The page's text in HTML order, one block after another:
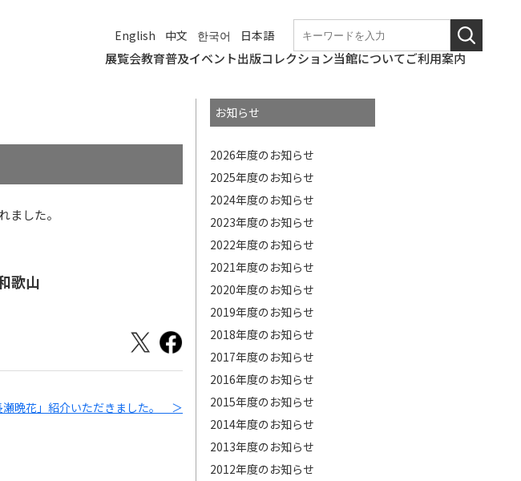
English 中文 한국어 日本語
展覧会教育普及
教育研究会
講演会等
イベント出版
館
ニュース
コレクション当館について
細
館の
ご利用案内
ました。
歌山
瀬晩花」紹介いただきました。 ＞
お知らせ
2026年度のお知らせ
2025年度のお知らせ
2024年度のお知らせ
2023年度のお知らせ
2022年度のお知らせ
2021年度のお知らせ
2020年度のお知らせ
2019年度のお知らせ
2018年度のお知らせ
2017年度のお知らせ
2016年度のお知らせ
2015年度のお知らせ
2014年度のお知らせ
2013年度のお知らせ
2012年度のお知らせ